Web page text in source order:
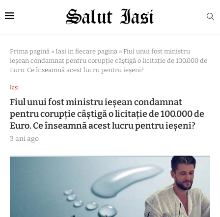
Prima pagină » Iasi in fiecare pagina » Fiul unui fost ministru
ieșean condamnat pentru corupție câștigă o licitație de 100.000 de
Euro. Ce înseamnă acest lucru pentru ieșeni?
Iași
Fiul unui fost ministru ieșean condamnat
pentru corupție câștigă o licitație de 100.000 de
Euro. Ce înseamnă acest lucru pentru ieșeni?
3 ani ago